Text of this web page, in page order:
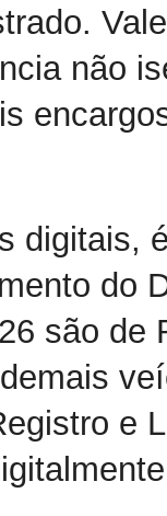
não
digitais,
do
são de
e